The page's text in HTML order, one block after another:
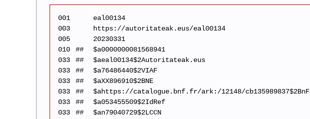
001
eal00134
003
https://autoritateak.eus/eal00134
005
20230331
010
##
$a0000000081568941
033
##
$aeal00134$2Autoritateak.eus
033
##
$a76486440$2VIAF
033
##
$aXX896910$2BNE
033
##
$ahttps://catalogue.bnf.fr/ark:/12148/cb135989837$2BnF
033
##
$a053455509$2IdRef
033
## $an79040729$2LCCN